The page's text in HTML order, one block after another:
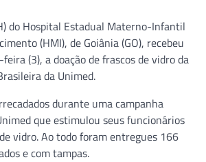
do Hospital Estadual Materno-Infantil
(HMI), de Goiânia (GO), recebeu
(3), a doação de frascos de vidro da
da Unimed.
durante uma campanha
que estimulou seus funcionários
vidro. Ao todo foram entregues 166
e com tampas.